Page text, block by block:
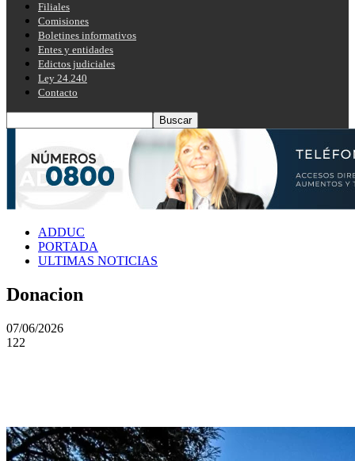
Filiales
Comisiones
Boletines informativos
Entes y entidades
Edictos judiciales
Ley 24.240
Contacto
ADDUC
PORTADA
ULTIMAS NOTICIAS
Donacion
07/06/2026
122